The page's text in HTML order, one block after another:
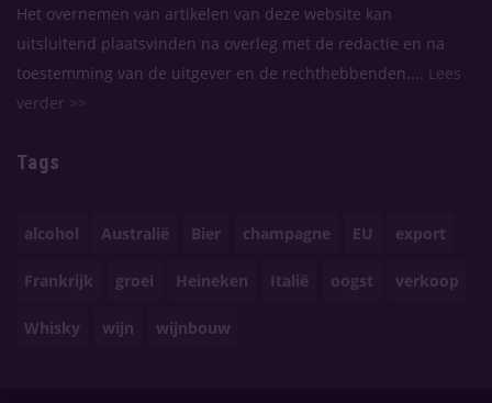
Het overnemen van artikelen van deze website kan
uitsluitend plaatsvinden na overleg met de redactie en na
toestemming van de uitgever en de rechthebbenden....
Lees
verder >>
Tags
alcohol Australië Bier champagne EU export
Frankrijk groei Heineken Italië oogst verkoop
Whisky wijn wijnbouw